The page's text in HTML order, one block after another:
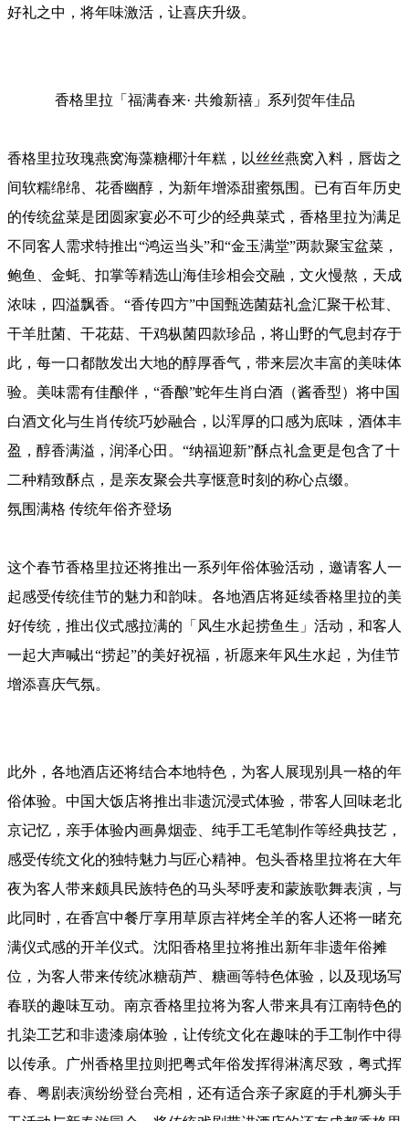
好礼之中，将年味激活，让喜庆升级。
香格里拉「福满春来· 共飨新禧」系列贺年佳品
香格里拉玫瑰燕窝海藻糖椰汁年糕，以丝丝燕窝入料，唇齿之
间软糯绵绵、花香幽醇，为新年增添甜蜜氛围。已有百年历史
的传统盆菜是团圆家宴必不可少的经典菜式，香格里拉为满足
不同客人需求特推出“鸿运当头”和“金玉满堂”两款聚宝盆菜，
鲍鱼、金蚝、扣掌等精选山海佳珍相会交融，文火慢熬，天成
浓味，四溢飘香。“香传四方”中国甄选菌菇礼盒汇聚干松茸、
干羊肚菌、干花菇、干鸡枞菌四款珍品，将山野的气息封存于
此，每一口都散发出大地的醇厚香气，带来层次丰富的美味体
验。美味需有佳酿伴，“香酿”蛇年生肖白酒（酱香型）将中国
白酒文化与生肖传统巧妙融合，以浑厚的口感为底味，酒体丰
盈，醇香满溢，润泽心田。“纳福迎新”酥点礼盒更是包含了十
二种精致酥点，是亲友聚会共享惬意时刻的称心点缀。
氛围满格 传统年俗齐登场
这个春节香格里拉还将推出一系列年俗体验活动，邀请客人一
起感受传统佳节的魅力和韵味。各地酒店将延续香格里拉的美
好传统，推出仪式感拉满的「风生水起捞鱼生」活动，和客人
一起大声喊出“捞起”的美好祝福，祈愿来年风生水起，为佳节
增添喜庆气氛。
此外，各地酒店还将结合本地特色，为客人展现别具一格的年
俗体验。中国大饭店将推出非遗沉浸式体验，带客人回味老北
京记忆，亲手体验内画鼻烟壶、纯手工毛笔制作等经典技艺，
感受传统文化的独特魅力与匠心精神。包头香格里拉将在大年
夜为客人带来颇具民族特色的马头琴呼麦和蒙族歌舞表演，与
此同时，在香宫中餐厅享用草原吉祥烤全羊的客人还将一睹充
满仪式感的开羊仪式。沈阳香格里拉将推出新年非遗年俗摊
位，为客人带来传统冰糖葫芦、糖画等特色体验，以及现场写
春联的趣味互动。南京香格里拉将为客人带来具有江南特色的
扎染工艺和非遗漆扇体验，让传统文化在趣味的手工制作中得
以传承。广州香格里拉则把粤式年俗发挥得淋漓尽致，粤式挥
春、粤剧表演纷纷登台亮相，还有适合亲子家庭的手札狮头手